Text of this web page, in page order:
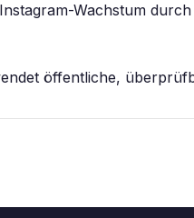
Wachstum
öffentliche,